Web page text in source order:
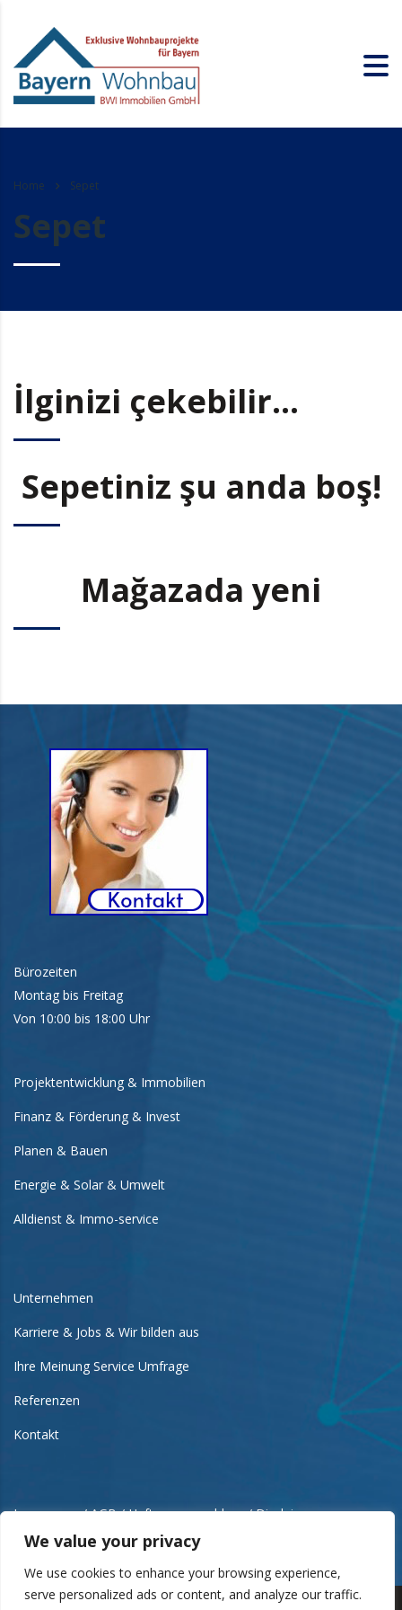
We value your privacy
We use cookies to enhance your browsing experience,
serve personalized ads or content, and analyze our traffic.
Home Sepet
Sepet
İlginizi çekebilir…
Sepetiniz şu anda boş!
Mağazada yeni
Bürozeiten
Montag bis Freitag
Von 10:00 bis 18:00 Uhr
Projektentwicklung & Immobilien
Finanz & Förderung & Invest
Planen & Bauen
Energie & Solar & Umwelt
Alldienst & Immo-service
Unternehmen
Karriere & Jobs & Wir bilden aus
Ihre Meinung Service Umfrage
Referenzen
Kontakt
Impressum / AGB / Haftungsausschluss / Disclaimer